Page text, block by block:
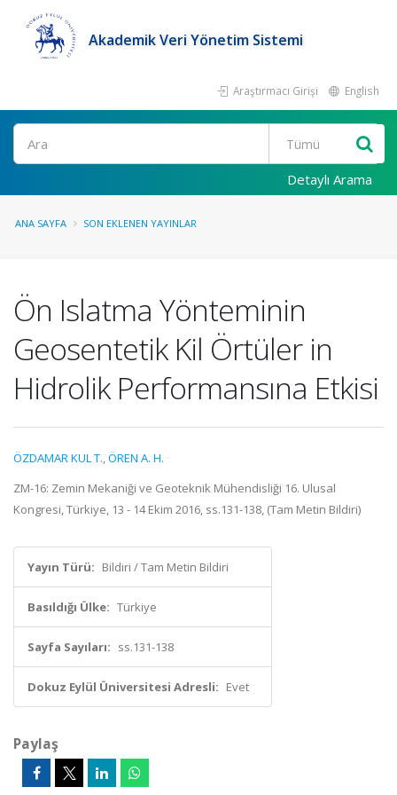
Akademik Veri Yönetim Sistemi
Araştırmacı Girişi English
Ara
Detaylı Arama
ANA SAYFA SON EKLENEN YAYINLAR
Ön Islatma Yönteminin
Geosentetik Kil Örtüler in
Hidrolik Performansına Etkisi
ÖZDAMAR KUL T.,ÖREN A. H.
ZM-16: Zemin Mekaniği ve Geoteknik Mühendisliği 16. Ulusal
Kongresi, Türkiye, 13 - 14 Ekim 2016, ss.131-138, (Tam Metin Bildiri)
Yayın Türü: Bildiri / Tam Metin Bildiri
Basıldığı Ülke: Türkiye
Sayfa Sayıları: ss.131-138
Dokuz Eylül Üniversitesi Adresli: Evet
Paylaş